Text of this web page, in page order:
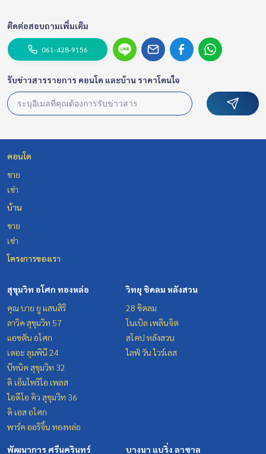
ติดต่อสอบถามเพิ่มเติม
061-428-9156
รับข่าวสารรายการ คอนโด และบ้าน ราคาโดนใจ
คอนโด
ขาย
เช่า
บ้าน
ขาย
เช่า
โครงการของเรา
สุขุมวิท อโศก ทองหล่อ
คุณ บาย ยู แสนสิริ
ลาวิค สุขุมวิท 57
แอชตัน อโศก
เดอะ ลุมพินี 24
บีทนิค สุขุมวิท 32
ดิ เอ็มโพริโอ เพลส
ไอดีโอ คิว สุขุมวิท 36
ดิ เอส อโศก
พาร์ค ออริจิ้น ทองหล่อ
วิทยุ ชิดลม หลังสวน
28 ชิดลม
โนเบิล เพลินจิต
สโคป หลังสวน
ไลฟ์ วัน ไวร์เลส
พัฒนาการ ศรีนครินทร์ บางนา แบริ่ง ลาซาล